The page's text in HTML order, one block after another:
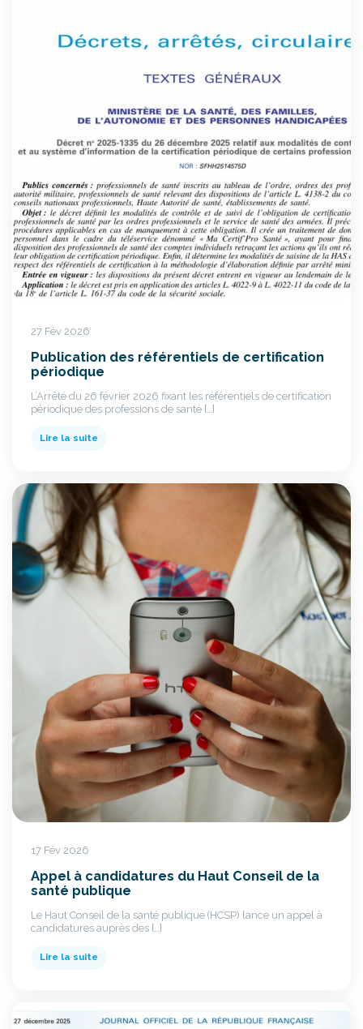
27 Fév 2026
Publication des référentiels de certification
périodique
L’Arrêté du 26 février 2026 fixant les référentiels de certification
périodique des professions de santé […]
Lire la suite
17 Fév 2026
Appel à candidatures du Haut Conseil de la
santé publique
Le Haut Conseil de la santé publique (HCSP) lance un appel à
candidatures auprès des […]
Lire la suite